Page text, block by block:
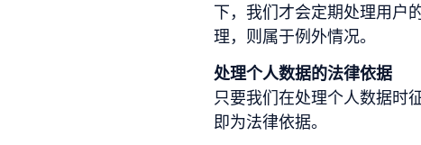
下，我们才会定期处理用户
理，则属于例外情况。
处理个人数据的法律依据
只要我们在处理个人数据时
即为法律依据。